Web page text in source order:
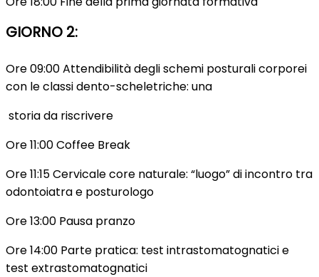
GIORNO 2:
Ore 09:00 Attendibilità degli schemi posturali corporei
con le classi dento-scheletriche: una
storia da riscrivere
Ore 11:00 Coffee Break
Ore 11:15 Cervicale core naturale: “luogo” di incontro tra
odontoiatra e posturologo
Ore 13:00 Pausa pranzo
Ore 14:00 Parte pratica: test intrastomatognatici e
test extrastomatognatici